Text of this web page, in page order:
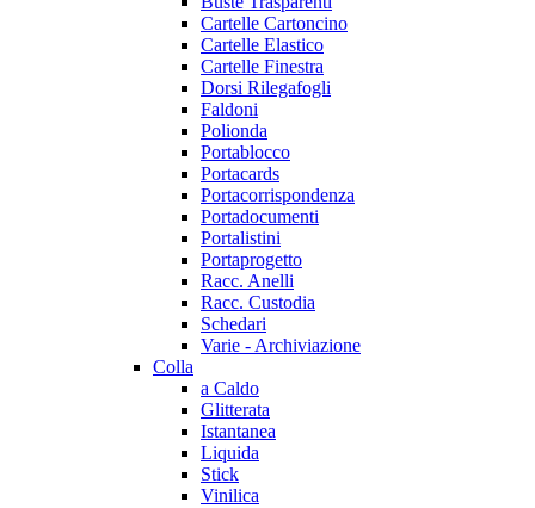
Cartelle Cartoncino
Cartelle Elastico
Cartelle Finestra
Dorsi Rilegafogli
Faldoni
Polionda
Portablocco
Portacards
Portacorrispondenza
Portadocumenti
Portalistini
Portaprogetto
Racc. Anelli
Racc. Custodia
Schedari
Varie - Archiviazione
Colla
a Caldo
Glitterata
Istantanea
Liquida
Stick
Vinilica